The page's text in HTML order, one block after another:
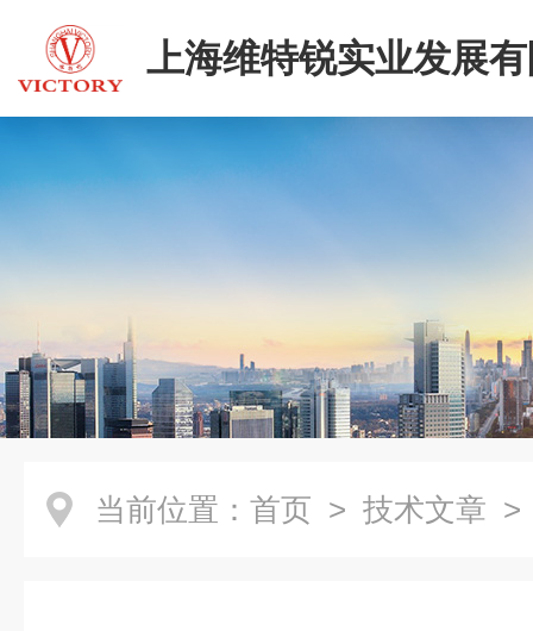
上海维特锐实业发展
当前位置： 首页 > 技术文章 >